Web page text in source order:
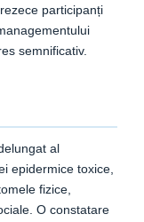
participanți
semnificativ.
al
epidermice toxice,
fizice,
O constatare